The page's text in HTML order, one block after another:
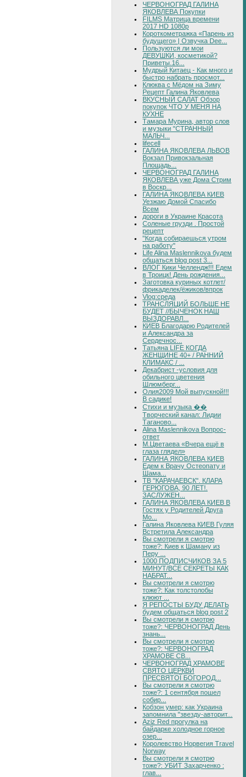
ЧЕРВОНОГРАД ГАЛИНА
ЯКОВЛЕВА Покупки
FILMS Матрица времени
2017 HD 1080p
Короткометражка «Парень из
будущего» | Озвучка Dee...
Пользуются ли мои
ДЕВУШКИ, косметикой?
Приветы.16...
Мудрый Китаец - Как много и
быстро набрать просмот...
Клюква с Мёдом на Зиму
Рецепт Галина Яковлева
ВКУСНЫЙ САЛАТ Обзор
покупок ЧТО У МЕНЯ НА
КУХНЕ
Тамара Мурина, автор слов
и музыки "СТРАННЫЙ
МАЛЬЧ...
lifecell
ГАЛИНА ЯКОВЛЕВА ЛЬВОВ
Вокзал Привокзальная
Площадь...
ЧЕРВОНОГРАД ГАЛИНА
ЯКОВЛЕВА уже Дома Стрим
в Воскр...
ГАЛИНА ЯКОВЛЕВА КИЕВ
Уезжаю Домой Спасибо
Всем
дороги в Украине Красота
Соленые грузди . Простой
рецепт
"Когда собираешься утром
на работу"
Life Alina Maslennikova будем
общаться blog post 3...
ВЛОГ Кики Челлендж!!! Едем
в Троицк! День рождения...
Заготовка куриных котлет/
фрикаделек/ёжиков/впрок
Vlog:среда
ТРАНСЛЯЦИЙ БОЛЬШЕ НЕ
БУДЕТ //БЫЧЕНОК НАШ
ВЫЗДОРАВЛ...
КИЕВ Благодарю Родителей
и Александра за
Сердечнос...
Татьяна LIFE КОГДА
ЖЕНЩИНЕ 40+ / РАННИЙ
КЛИМАКС / ...
Декабрист -условия для
обильного цветения
Шлюмберг...
Олия2009 Мой выпускной!!!
В садике!
Стихи и музыка ��
Творческий канал: Лидии
Таганово...
Alina Maslennikova Вопрос-
ответ
М.Цветаева «Вчера ещё в
глаза глядел»
ГАЛИНА ЯКОВЛЕВА КИЕВ
Едем к Врачу Остеопату и
Шама...
ТВ "КАРАЧАЕВСК". КЛАРА
ГЕРЮГОВА, 90 ЛЕТ!.
ЗАСЛУЖЕН...
ГАЛИНА ЯКОВЛЕВА КИЕВ В
Гостях у Родителей Друга
Мо...
Галина Яковлева КИЕВ Гуляя
Встретила Александра
Вы смотрели я смотрю
тоже?: Киев к Шаману из
Перу ...
1000 ПОДПИСЧИКОВ ЗА 5
МИНУТ/ВСЕ СЕКРЕТЫ КАК
НАБРАТ...
Вы смотрели я смотрю
тоже?: Как толстолобы
клюют ...
Я РЕПОСТЫ БУДУ ДЕЛАТЬ
будем общаться blog post 2
Вы смотрели я смотрю
тоже?: ЧЕРВОНОГРАД День
знань...
Вы смотрели я смотрю
тоже?: ЧЕРВОНОГРАД
ХРАМОВЕ СВ...
ЧЕРВОНОГРАД ХРАМОВЕ
СВЯТО ЦЕРКВИ
ПРЕСВЯТОЇ БОГОРОД...
Вы смотрели я смотрю
тоже?: 1 сентября пошел
собир...
Кобзон умер: как Украина
запомнила "звезду-авторит...
Aziz Red прогулка на
байдарке холодное горное
озер...
Королевство Норвегия Travel
Norway
Вы смотрели я смотрю
тоже?: УБИТ Захарченко :
глав...